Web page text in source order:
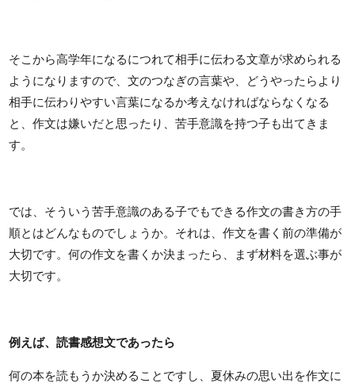
そこから高学年になるにつれて相手に伝わる文章が求められる
ようになりますので、文のつなぎの言葉や、どうやったらより
相手に伝わりやすい言葉になるか考えなければならなくなる
と、作文は嫌いだと思ったり、苦手意識を持つ子も出てきま
す。
では、そういう苦手意識のある子でもできる作文の書き方の手
順とはどんなものでしょうか。それは、作文を書く前の準備が
大切です。何の作文を書くか決まったら、まず材料を選ぶ事が
大切です。
例えば、読書感想文であったら
何の本を読もうか決めることですし、夏休みの思い出を作文に